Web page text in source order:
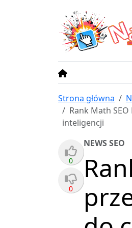
Strona główna
Rank Math
inteligencji
0
0
NEWS SEO